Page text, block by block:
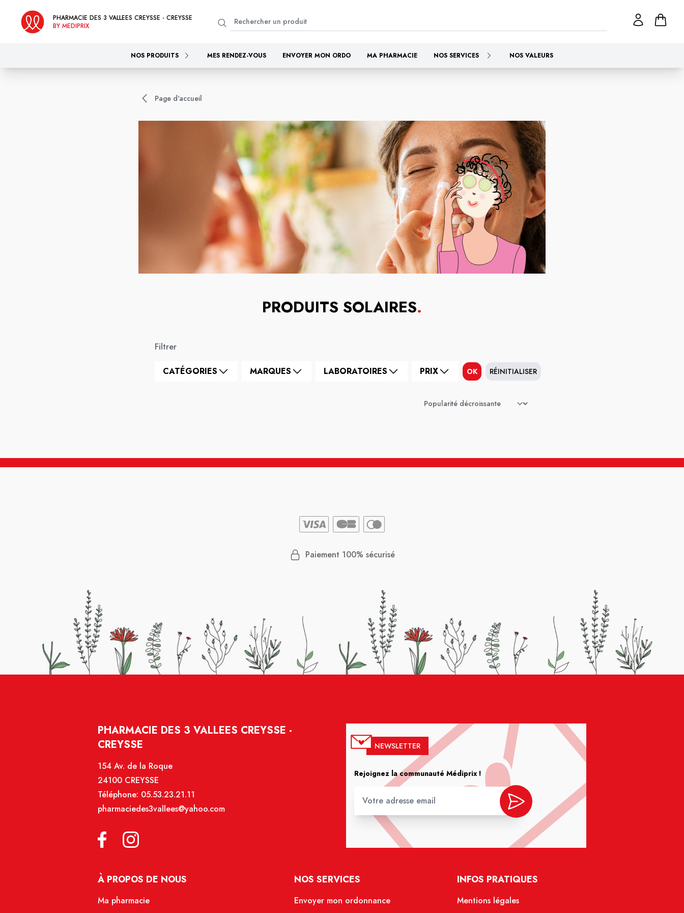
PHARMACIE DES 3 VALLEES CREYSSE - CREYSSE
BY MEDIPRIX
NOS PRODUITS MES RENDEZ-VOUS ENVOYER MON ORDO MA PHARMACIE NOS SERVICES NOS VALEURS
Page d'accueil
PRODUITS SOLAIRES.
Filtrer
CATÉGORIES MARQUES LABORATOIRES PRIX OK RÉINITIALISER
Paiement 100% sécurisé
PHARMACIE DES 3 VALLEES CREYSSE -
CREYSSE
154 Av. de la Roque
24100 CREYSSE
Téléphone: 05.53.23.21.11
pharmaciedes3vallees@yahoo.com
NEWSLETTER
Rejoignez la communauté Médiprix !
À PROPOS DE NOUS
Ma pharmacie
NOS SERVICES
Envoyer mon ordonnance
INFOS PRATIQUES
Mentions légales